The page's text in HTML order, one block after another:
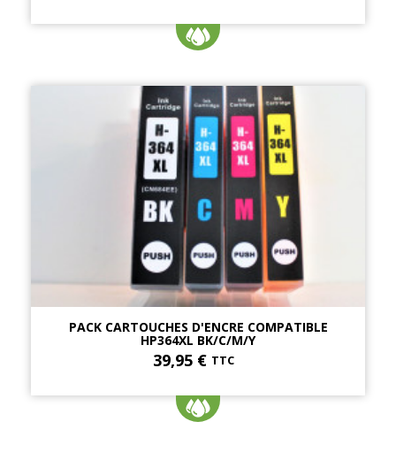
PACK CARTOUCHES D'ENCRE COMPATIBLE
HP364XL BK/C/M/Y
39,95 € TTC